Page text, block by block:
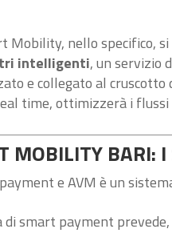
Mobility, nello specifico,
intelligenti, un servizio
e collegato al cruscotto
time, ottimizzerà i
MOBILITY BARI: I
e AVM è un
di smart payment